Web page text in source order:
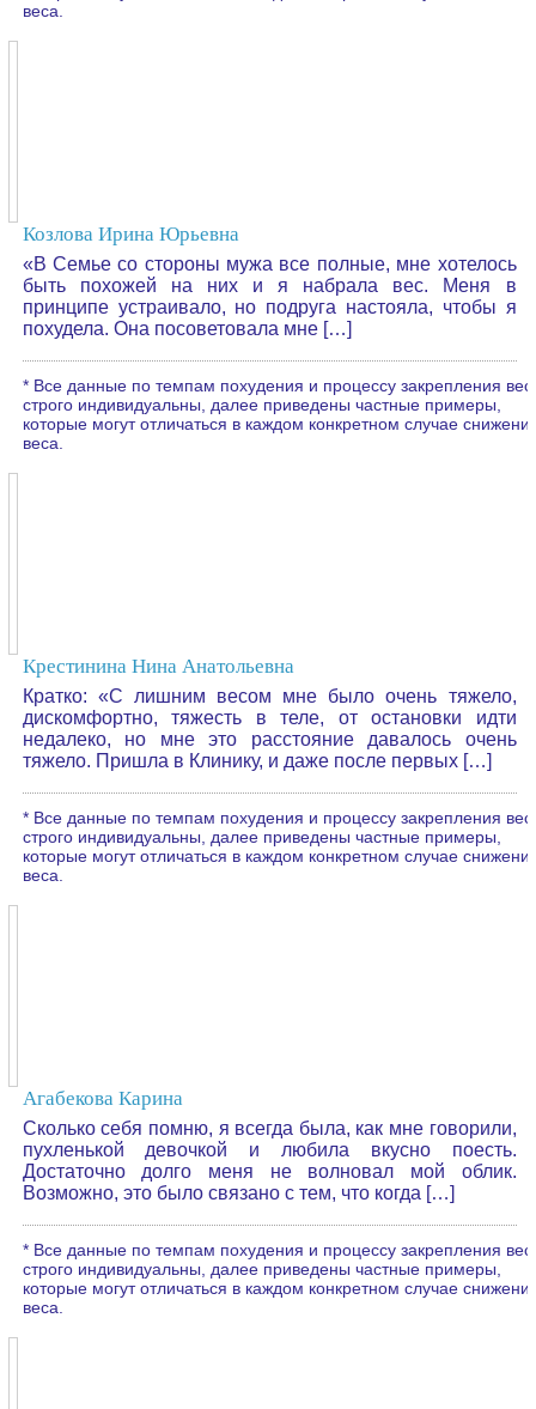
веса.
Козлова Ирина Юрьевна
«В Семье со стороны мужа все полные, мне хотелось
быть похожей на них и я набрала вес. Меня в
принципе устраивало, но подруга настояла, чтобы я
похудела. Она посоветовала мне […]
* Все данные по темпам похудения и процессу закрепления
строго индивидуальны, далее приведены частные примеры,
которые могут отличаться в каждом конкретном случае
веса.
Крестинина Нина Анатольевна
Кратко: «С лишним весом мне было очень тяжело,
дискомфортно, тяжесть в теле, от остановки идти
недалеко, но мне это расстояние давалось очень
тяжело. Пришла в Клинику, и даже после первых […]
* Все данные по темпам похудения и процессу закрепления
строго индивидуальны, далее приведены частные примеры,
которые могут отличаться в каждом конкретном случае
веса.
Агабекова Карина
Сколько себя помню, я всегда была, как мне говорили,
пухленькой девочкой и любила вкусно поесть.
Достаточно долго меня не волновал мой облик.
Возможно, это было связано с тем, что когда […]
* Все данные по темпам похудения и процессу закрепления
строго индивидуальны, далее приведены частные примеры,
которые могут отличаться в каждом конкретном случае
веса.